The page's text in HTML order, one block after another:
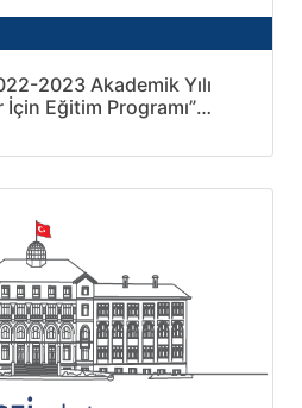
2023 Akademik Yılı
Eğitim Programı”